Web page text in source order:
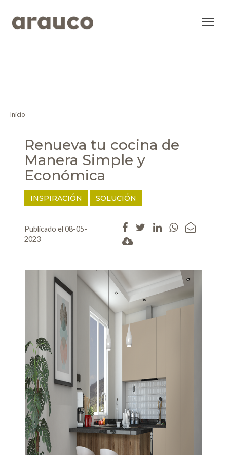
Inicio
Renueva tu cocina de
Manera Simple y
Económica
INSPIRACIÓN SOLUCIÓN
Publicado el 08-05-
2023